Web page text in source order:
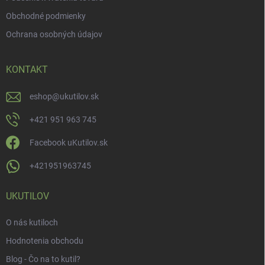
Obchodné podmienky
Ochrana osobných údajov
KONTAKT
eshop@ukutilov.sk
+421 951 963 745
Facebook uKutilov.sk
+421951963745
UKUTILOV
O nás kutiloch
Hodnotenia obchodu
Blog - Čo na to kutil?